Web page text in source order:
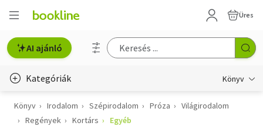
Üres
AI ajánló
Kategóriák Könyv
Életmód, egészség
Könyv Irodalom Szépirodalom Próza
Világirodalom
Regények
Kortárs Egyéb